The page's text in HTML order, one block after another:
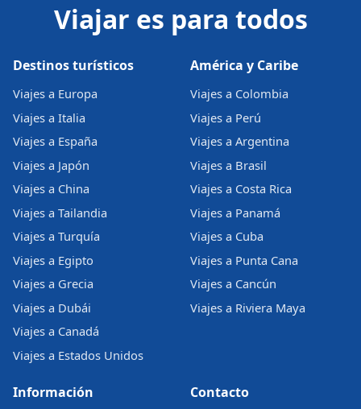
Viajar es para todos
Destinos turísticos
Viajes a Europa
Viajes a Italia
Viajes a España
Viajes a Japón
Viajes a China
Viajes a Tailandia
Viajes a Turquía
Viajes a Egipto
Viajes a Grecia
Viajes a Dubái
Viajes a Canadá
Viajes a Estados Unidos
América y Caribe
Viajes a Colombia
Viajes a Perú
Viajes a Argentina
Viajes a Brasil
Viajes a Costa Rica
Viajes a Panamá
Viajes a Cuba
Viajes a Punta Cana
Viajes a Cancún
Viajes a Riviera Maya
Información Contacto